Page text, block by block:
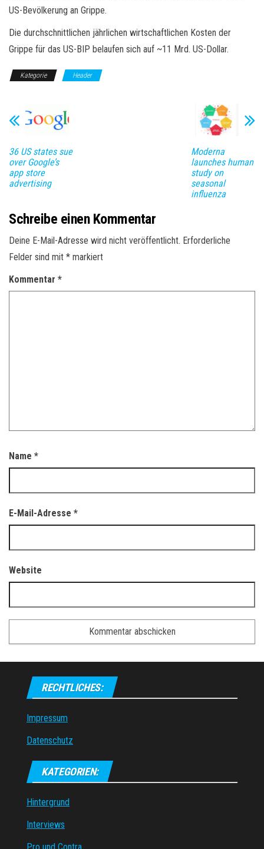
US-Bevölkerung an Grippe.
Die durchschnittlichen jährlichen wirtschaftlichen Kosten der
Grippe für das US-BIP belaufen sich auf ~11 Mrd. US-Dollar.
Kategorie Header
36 US states sue
over Google’s
app store
advertising
Moderna
launches human
study on
seasonal
influenza
Schreibe einen Kommentar
Deine E-Mail-Adresse wird nicht veröffentlicht. Erforderliche
Felder sind mit * markiert
Kommentar *
Name *
E-Mail-Adresse *
Website
RECHTLICHES:
Impressum
Datenschutz
KATEGORIEN:
Hintergrund
Interviews